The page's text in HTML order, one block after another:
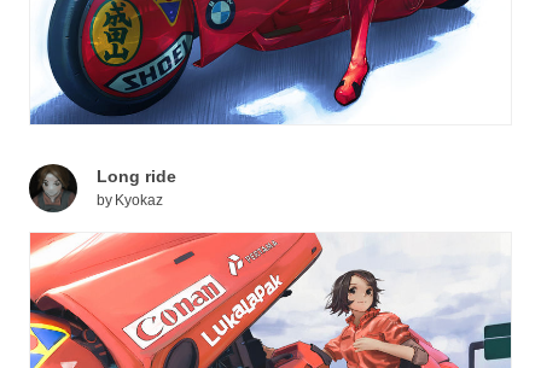
Long ride
by Kyokaz